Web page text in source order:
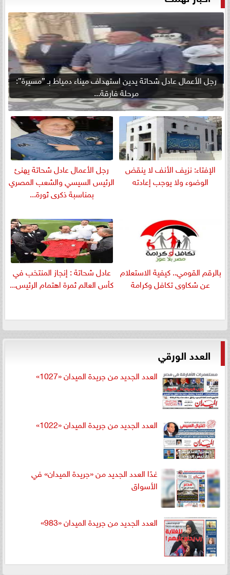
رجل الأعمال عادل شحاتة يدين استهداف ميناء دمياط بـ ”مسيرة”:
مرحلة فارقة...
الإفتاء: نزيف الأنف لا ينقض
الوضوء ولا يوجب إعادته
رجل الأعمال عادل شحاتة يهنئ
الرئيس السيسي والشعب المصري
بمناسبة ذكرى ثورة...
بالرقم القومي.. كيفية الاستعلام
عن شكاوى تكافل وكرامة
عادل شحاتة : إنجاز المنتخب في
كأس العالم ثمرة اهتمام الرئيس...
العدد الورقي
العدد الجديد من جريدة الميدان «1027»
العدد الجديد من جريدة الميدان «1022»
غدًا العدد الجديد من «جريدة الميدان» في
الأسواق
العدد الجديد من جريدة الميدان «983»